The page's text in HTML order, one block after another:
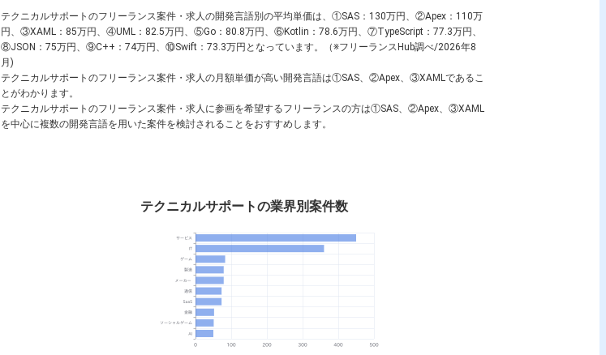
テクニカルサポートのフリーランス案件・求人の開発言語別の平均単価は、①SAS：130万円、②Apex：110万
円、③XAML：85万円、④UML：82.5万円、⑤Go：80.8万円、⑥Kotlin ：78.6万円、⑦TypeScript：77.3万円、
⑧JSON ：75万円、⑨C++ ：74万円、⑩Swift：73.3万円となっています。（※フリーランスHub調べ/2026年8
月)
テクニカルサポートのフリーランス案件・求人の月額単価が高い開発言語は①SAS、②Apex、③XAMLであるこ
とがわかります。
テクニカルサポートのフリーランス案件・求人に参画を希望するフリーランスの方は①SAS、②Apex、③XAML
を中心に複数の開発言語を用いた案件を検討されることをおすすめします。
テクニカルサポートの業界別案件数